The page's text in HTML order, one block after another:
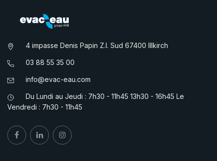
4 impasse Denis Papin Z.I. Sud 67400 Illkirch
03 88 55 35 00
info@evac-eau.com
Du Lundi au Jeudi : 7h30 - 11h45 13h30 - 16h45 Le
Vendredi : 7h30 - 11h45